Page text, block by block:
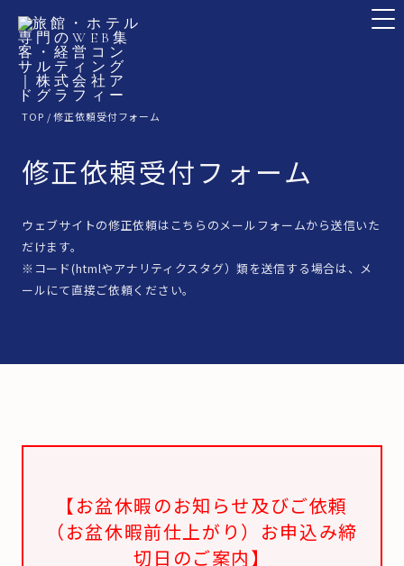
TOP / 修正依頼受付フォーム
修正依頼受付フォーム
ウェブサイトの修正依頼はこちらのメールフォームから送信いた
だけます。
※コード(htmlやアナリティクスタグ）類を送信する場合は、メ
ールにて直接ご依頼ください。
【お盆休暇のお知らせ及びご依頼
（お盆休暇前仕上がり）お申込み締
切日のご案内】